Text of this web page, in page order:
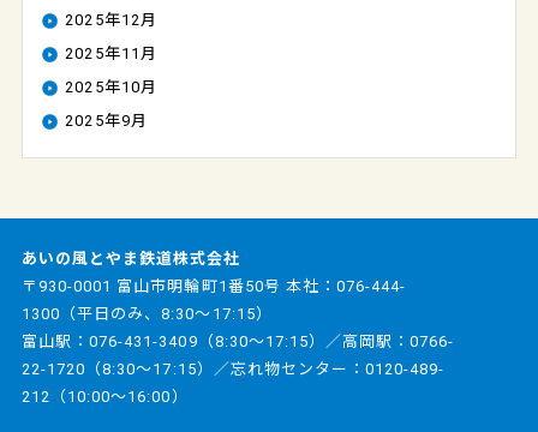
2025年12月
2025年11月
2025年10月
2025年9月
あいの風とやま鉄道株式会社
〒930-0001 富山市明輪町1番50号 本社： 076-444-
1300 （平日のみ、8:30～17:15）
富山駅：076-431-3409 （8:30～17:15）／高岡駅：0766-
22-1720 （8:30～17:15）／忘れ物センター：0120-489-
212 （10:00～16:00）